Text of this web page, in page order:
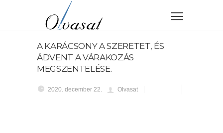
A KARÁCSONY A SZERETET, ÉS
ÁDVENT A VÁRAKOZÁS
MEGSZENTELÉSE.
2020. december 22. Olvasat